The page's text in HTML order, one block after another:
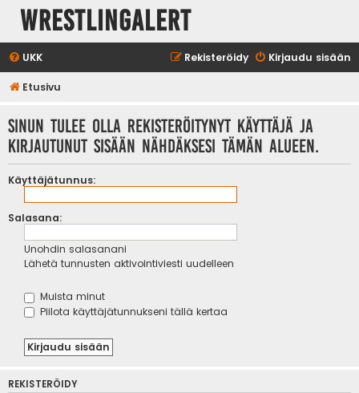
WrestlingAlert
UKK Kirjaudu sisään
Rekisteröidy
Etusivu
Sinun tulee olla rekisteröitynyt käyttäjä ja
kirjautunut sisään nähdäksesi tämän alueen.
Käyttäjätunnus:
Salasana:
Unohdin salasanani
Lähetä tunnusten aktivointiviesti uudelleen
Muista minut
Piilota käyttäjätunnukseni tällä kertaa
REKISTERÖIDY